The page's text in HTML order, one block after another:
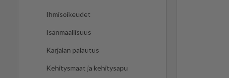
Ihmisoikeudet
Isänmaallisuus
Karjalan palautus
Kehitysmaat ja kehitysapu